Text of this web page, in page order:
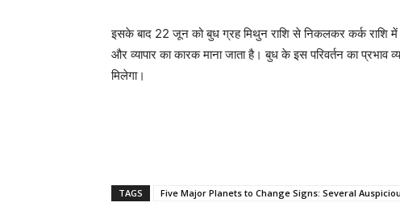
इसके बाद 22 जून को बुध ग्रह मिथुन राशि से निकलकर कर्क राशि में
और व्यापार का कारक माना जाता है। बुध के इस परिवर्तन का प्रभाव
मिलेगा।
TAGS Five Major Planets to Change Signs: Several